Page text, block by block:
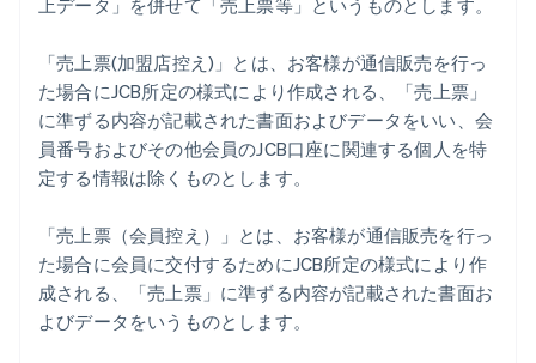
上データ」を併せて「売上票等」というものとします。
「売上票(加盟店控え)」とは、お客様が通信販売を行っ
た場合にJCB所定の様式により作成される、「売上票」
に準ずる内容が記載された書面およびデータをいい、会
員番号およびその他会員のJCB口座に関連する個人を特
定する情報は除くものとします。
「売上票（会員控え）」とは、お客様が通信販売を行っ
た場合に会員に交付するためにJCB所定の様式により作
成される、「売上票」に準ずる内容が記載された書面お
よびデータをいうものとします。